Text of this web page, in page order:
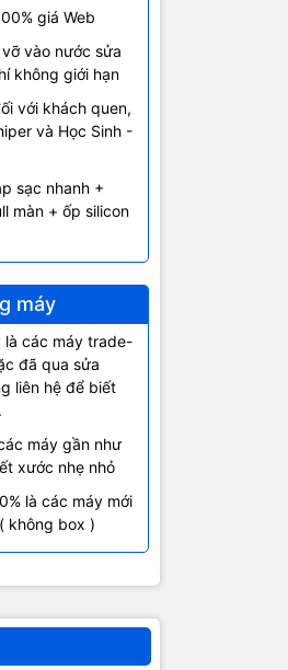
giá Web
vào nước sửa
không giới hạn
với khách quen,
và Học Sinh -
sạc nhanh +
màn + ốp silicon
máy
là các máy trade-
đã qua sửa
liên hệ để biết
máy gần như
xước nhẹ nhỏ
là các máy mới
không box )